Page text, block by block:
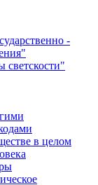
-
светскости"
в целом